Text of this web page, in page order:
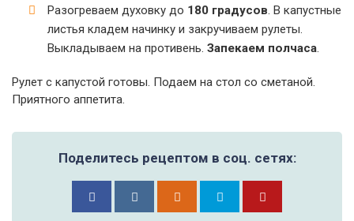
Разогреваем духовку до 180 градусов. В капустные
листья кладем начинку и закручиваем рулеты.
Выкладываем на противень. Запекаем полчаса.
Рулет с капустой готовы. Подаем на стол со сметаной.
Приятного аппетита.
Поделитесь рецептом в соц. сетях: